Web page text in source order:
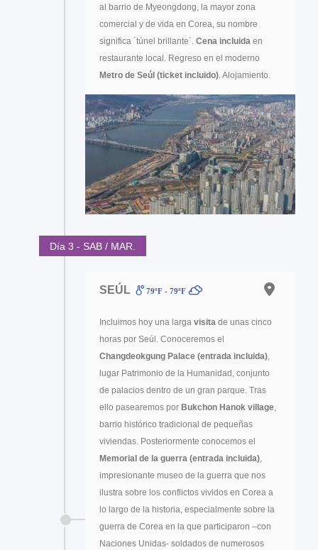
al barrio de Myeongdong, la mayor zona
comercial y de vida en Corea, su nombre
significa ´túnel brillante´. Cena incluida en
restaurante local. Regreso en el moderno
Metro de Seúl (ticket incluido). Alojamiento.
Día 3 - SAB / MAR.
SEÚL 79ºF - 79ºF
Incluimos hoy una larga visita de unas cinco
horas por Seúl. Conoceremos el
Changdeokgung Palace (entrada incluida)
lugar Patrimonio de la Humanidad, conjunto
de palacios dentro de un gran parque. Tras
ello pasearemos por Bukchon Hanok village
barrio histórico tradicional de pequeñas
viviendas. Posteriormente conocemos el
Memorial de la guerra (entrada incluida)
impresionante museo de la guerra que nos
ilustra sobre los conflictos vividos en Corea a
lo largo de la historia, especialmente sobre la
guerra de Corea en la que participaron –con
Naciones Unidas- soldados de numerosos